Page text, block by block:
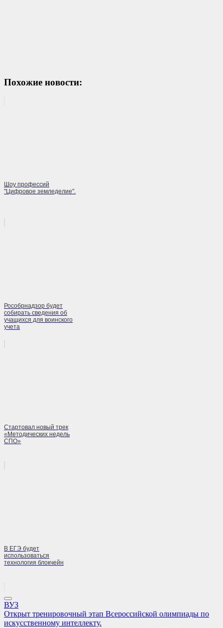
Похожие новости:
Шоу профессий
"Цифровое земледелие".
Рособрнадзор будет
собирать сведения об
учащихся для воинского
учета
Стартовал новый трек
«Методических недель
СПО»
В ЕГЭ будет
использоваться
технология блокчейн
ВУЗ
Навигация
Previous
Post:
Открыт тренировочный этап Всероссийской олимпиады по
искусственному интеллекту.